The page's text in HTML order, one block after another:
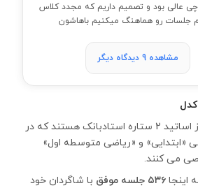
عالی بود و تصمیم داریم که مجدد کلاس
جلسات رو هماهنگ میکنیم باهاشون
مشاهده 9 دیدگاه دیگر
استاد پاکدل از اساتید 2 ستاره استادبانک هستند که در
«ابتدایی» و «ریاضی متوسطه اول»
می کنند.
اینجا ۵۳۶ جلسه موفق
با شاگردان خود